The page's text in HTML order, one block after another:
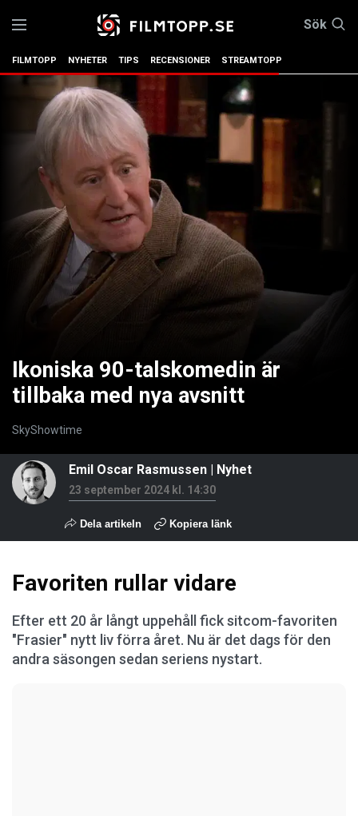
Sök
FILMTOPP NYHETER TIPS RECENSIONER STREAMTOPP
Ikoniska 90-talskomedin är
tillbaka med nya avsnitt
SkyShowtime
Emil Oscar Rasmussen | Nyhet
23 september 2024 kl. 14:30
Dela artikeln Kopiera länk
Favoriten rullar vidare
Efter ett 20 år långt uppehåll fick sitcom-favoriten
"Frasier" nytt liv förra året. Nu är det dags för den
andra säsongen sedan seriens nystart.